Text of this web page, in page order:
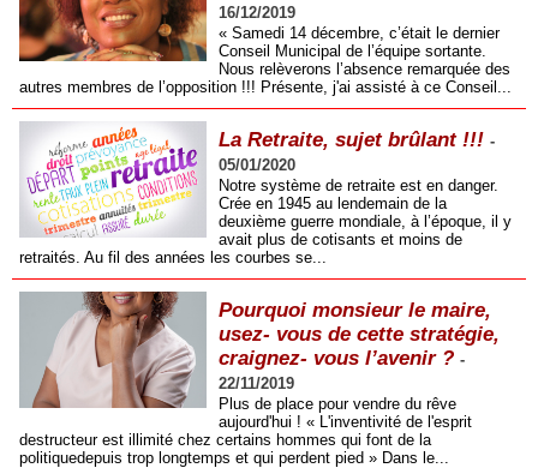
16/12/2019
« Samedi 14 décembre, c’était le dernier
Conseil Municipal de l’équipe sortante.
Nous relèverons l’absence remarquée des
autres membres de l’opposition !!! Présente, j'ai assisté à ce Conseil...
La Retraite, sujet brûlant !!! -
05/01/2020
Notre système de retraite est en danger.
Crée en 1945 au lendemain de la
deuxième guerre mondiale, à l’époque, il y
avait plus de cotisants et moins de
retraités. Au fil des années les courbes se...
Pourquoi monsieur le maire,
usez- vous de cette stratégie,
craignez- vous l’avenir ? -
22/11/2019
Plus de place pour vendre du rêve
aujourd'hui ! « L'inventivité de l'esprit
destructeur est illimité chez certains hommes qui font de la
politiquedepuis trop longtemps et qui perdent pied » Dans le...